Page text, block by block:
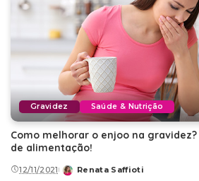
Gravidez Saúde & Nutrição
Como melhorar o enjoo na
de alimentação!
12/11/2021
Posted
Renata Saffioti